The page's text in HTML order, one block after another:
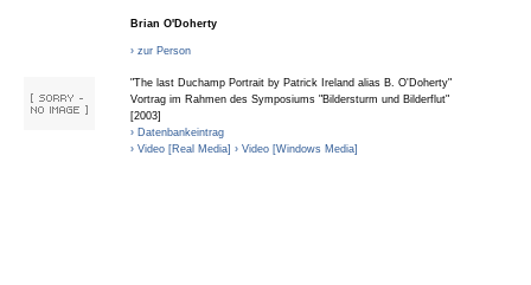
Brian O'Doherty
› zur Person
"The last Duchamp Portrait by Patrick Ireland alias B. O'Doherty"
Vortrag im Rahmen des Symposiums "Bildersturm und Bilderflut"
[2003]
› Datenbankeintrag
› Video [Real Media] › Video [Windows Media]